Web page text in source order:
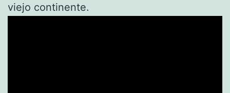
viejo continente.